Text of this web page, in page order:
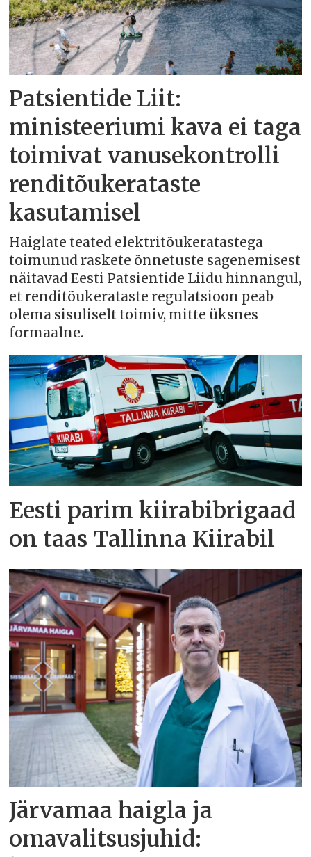
Patsientide Liit:
ministeeriumi kava ei taga
toimivat vanusekontrolli
renditõukerataste
kasutamisel
Haiglate teated elektritõukeratastega
toimunud raskete õnnetuste sagenemisest
näitavad Eesti Patsientide Liidu hinnangul,
et renditõukerataste regulatsioon peab
olema sisuliselt toimiv, mitte üksnes
formaalne.
Eesti parim kiirabibrigaad
on taas Tallinna Kiirabil
Järvamaa haigla ja
omavalitsusjuhid: